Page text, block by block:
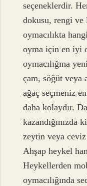
seçeneklerdir.
dokusu, rengi ve
oymacılıkta
oyma için en iyi
oymacılığına
çam, söğüt veya
ağaç seçmeniz
daha kolaydır.
kazandığınızda
zeytin veya
Ahşap heykel
Heykellerden
oymacılığında